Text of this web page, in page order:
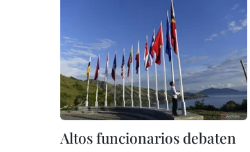
Altos funcionarios debaten